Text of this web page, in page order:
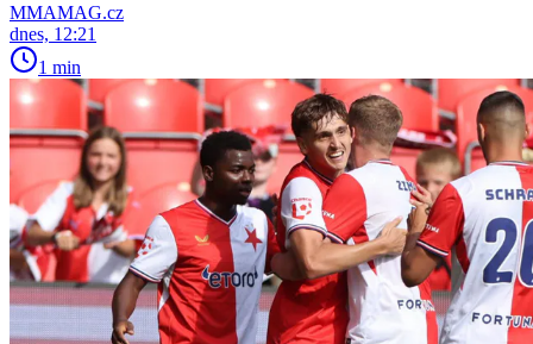
MMAMAG.cz
dnes, 12:21
1 min